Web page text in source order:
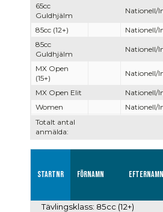
Totalt antal
anmälda:
65cc
Guldhjälm
Nationell/
85cc (12+) Nationell/
85cc
Guldhjälm
Nationell/
MX Open
(15+)
Nationell/
MX Open Elit Nationell/
Women
Nationell/
Startnr Förnamn Efternamn
Tävlingsklass: 85cc (12+)